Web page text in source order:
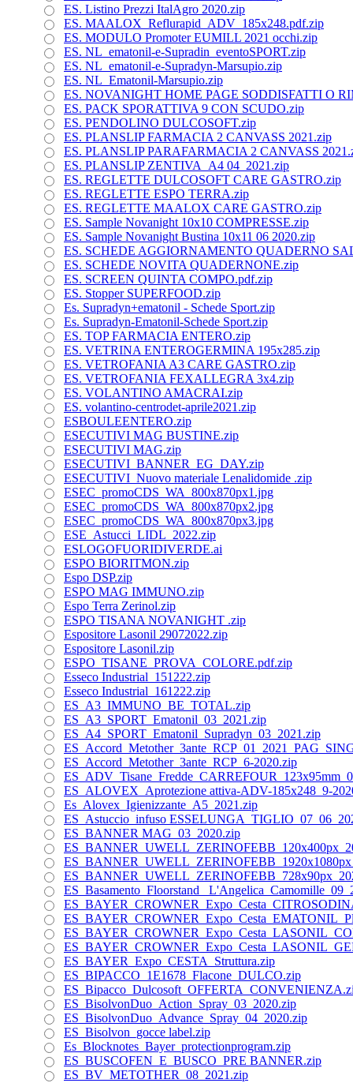
ES. Listino Prezzi ItalAgro 2020.zip
ES. MAALOX_Reflurapid_ADV_185x248.pdf.zip
ES. MODULO Promoter EUMILL 2021 occhi.zip
ES. NL_ematonil-e-Supradin_eventoSPORT.zip
ES. NL_ematonil-e-Supradyn-Marsupio.zip
ES. NL_Ematonil-Marsupio.zip
ES. NOVANIGHT HOME PAGE SODDISFATTI O
ES. PACK SPORATTIVA 9 CON SCUDO.zip
ES. PENDOLINO DULCOSOFT.zip
ES. PLANSLIP FARMACIA 2 CANVASS 2021.zip
ES. PLANSLIP PARAFARMACIA 2 CANVASS
ES. PLANSLIP ZENTIVA_A4 04_2021.zip
ES. REGLETTE DULCOSOFT CARE GASTRO.zip
ES. REGLETTE ESPO TERRA.zip
ES. REGLETTE MAALOX CARE GASTRO.zip
ES. Sample Novanight 10x10 COMPRESSE.zip
ES. Sample Novanight Bustina 10x11 06 2020.zip
ES. SCHEDE AGGIORNAMENTO QUADERNO
ES. SCHEDE NOVITA QUADERNONE.zip
ES. SCREEN QUINTA COMPO.pdf.zip
ES. Stopper SUPERFOOD.zip
Es. Supradyn+ematonil - Schede Sport.zip
Es. Supradyn-Ematonil-Schede Sport.zip
ES. TOP FARMACIA ENTERO.zip
ES. VETRINA ENTEROGERMINA 195x285.zip
ES. VETROFANIA A3 CARE GASTRO.zip
ES. VETROFANIA FEXALLEGRA 3x4.zip
ES. VOLANTINO AMACRAI.zip
ES. volantino-centrodet-aprile2021.zip
ESBOULEENTERO.zip
ESECUTIVI MAG BUSTINE.zip
ESECUTIVI MAG.zip
ESECUTIVI_BANNER_EG_DAY.zip
ESECUTIVI_Nuovo materiale Lenalidomide .zip
ESEC_promoCDS_WA_800x870px1.jpg
ESEC_promoCDS_WA_800x870px2.jpg
ESEC_promoCDS_WA_800x870px3.jpg
ESE_Astucci_LIDL_2022.zip
ESLOGOFUORIDIVERDE.ai
ESPO BIORITMON.zip
Espo DSP.zip
ESPO MAG IMMUNO.zip
Espo Terra Zerinol.zip
ESPO TISANA NOVANIGHT .zip
Espositore Lasonil 29072022.zip
Espositore Lasonil.zip
ESPO_TISANE_PROVA_COLORE.pdf.zip
Esseco Industrial_151222.zip
Esseco Industrial_161222.zip
ES_A3_IMMUNO_BE_TOTAL.zip
ES_A3_SPORT_Ematonil_03_2021.zip
ES_A4_SPORT_Ematonil_Supradyn_03_2021.zip
ES_Accord_Metother_3ante_RCP_6-2020.zip
ES_ALOVEX_Aprotezione attiva-ADV-185x248_9-
Es_Alovex_Igienizzante_A5_2021.zip
ES_Astuccio_infuso
ES_BANNER MAG_03_2020.zip
ES_Basamento_Floorstand_
ES_BAYER_Expo_CESTA_Struttura.zip
ES_BIPACCO_1E1678_Flacone_DULCO.zip
ES_BisolvonDuo_Action_Spray_03_2020.zip
ES_BisolvonDuo_Advance_Spray_04_2020.zip
ES_Bisolvon_gocce label.zip
Es_Blocknotes_Bayer_protectionprogram.zip
ES_BUSCOFEN_E_BUSCO_PRE BANNER.zip
ES_BV_METOTHER_08_2021.zip